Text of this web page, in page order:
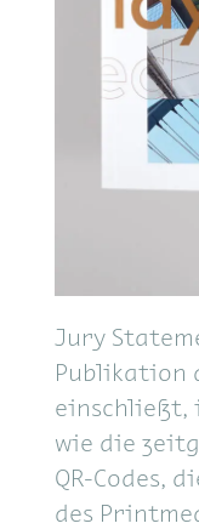
Jury
Publikation
einschließt,
wie die
QR-Codes,
des